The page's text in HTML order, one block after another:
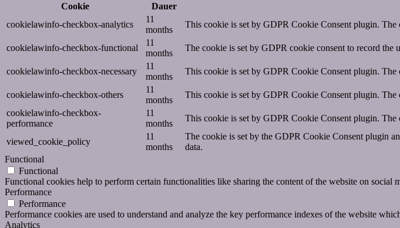
Cookie
Dauer
cookielawinfo-checkbox-analytics
11
months
This cookie is set by GDPR Cookie Consent plugin.
cookielawinfo-checkbox-functional
11
months
The cookie is set by GDPR cookie consent to record
cookielawinfo-checkbox-necessary
11
months
This cookie is set by GDPR Cookie Consent plugin. The
cookielawinfo-checkbox-others
11
months
This cookie is set by GDPR Cookie Consent plugin. The
cookielawinfo-checkbox-
performance
11
months
This cookie is set by GDPR Cookie Consent plugin. The
viewed_cookie_policy
11
months
The cookie is set by the GDPR Cookie Consent plugin
data.
Functional
Functional
Functional cookies help to perform certain functionalities like sharing the content of the website on social
Performance
Performance
Performance cookies are used to understand and analyze the key performance indexes of the website
Analytics